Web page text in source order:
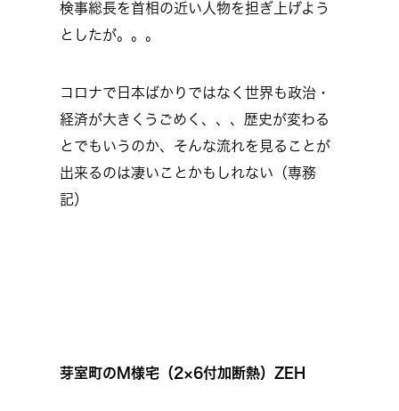
検事総長を首相の近い人物を担ぎ上げよう
としたが。。。
コロナで日本ばかりではなく世界も政治・
経済が大きくうごめく、、、歴史が変わる
とでもいうのか、そんな流れを見ることが
出来るのは凄いことかもしれない（専務
記）
芽室町のM様宅（2×6付加断熱）ZEH